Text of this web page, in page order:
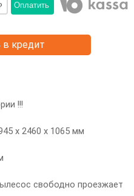
Оплатить
кредит
!!!
х 2460 х 1065 мм
свободно проезжает